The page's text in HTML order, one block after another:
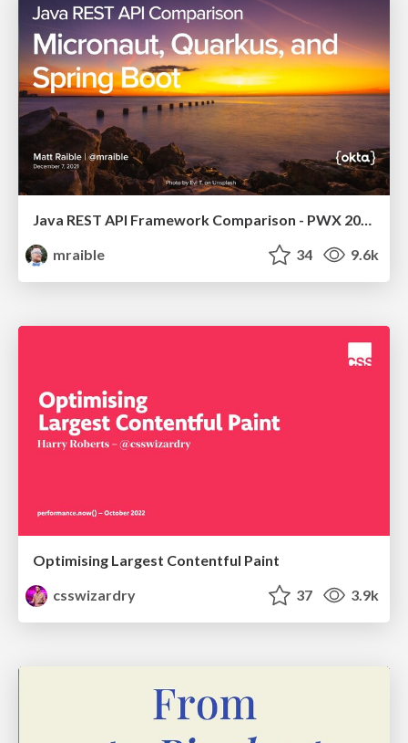
Java REST API Framework Comparison - PWX 2021
mraible
34 9.6k
Optimising Largest Contentful Paint
csswizardry
37 3.9k